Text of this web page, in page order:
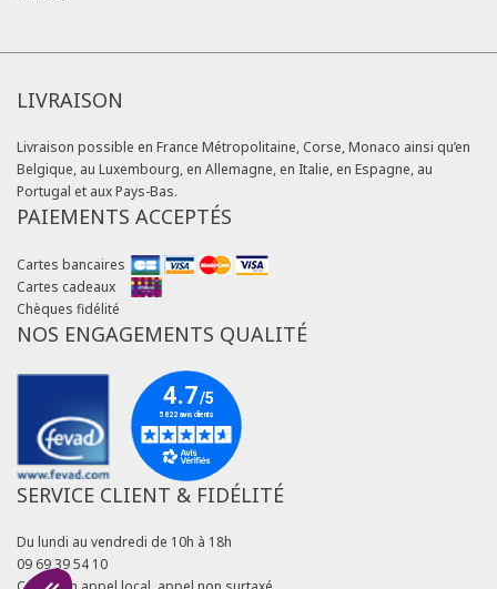
LIVRAISON
Livraison possible en France Métropolitaine, Corse, Monaco ainsi qu’en
Belgique, au Luxembourg, en Allemagne, en Italie, en Espagne, au
Portugal et aux Pays-Bas.
PAIEMENTS ACCEPTÉS
Cartes bancaires
Cartes cadeaux
Chèques fidélité
NOS ENGAGEMENTS QUALITÉ
SERVICE CLIENT & FIDÉLITÉ
Du lundi au vendredi de 10h à 18h
09 69 39 54 10